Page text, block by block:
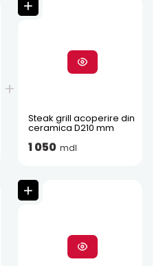
Steak grill acoperire din
ceramica D210 mm
1 050 mdl